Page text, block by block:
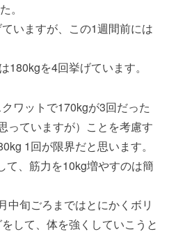
。
いますが、この1週間前には
180kgを4回挙げています。
ワットで170kgが3回だった
っていますが）ことを考慮す
1回が限界だと思います。
て、筋力を10kg増やすのは簡
中旬ごろまではとにかくボリ
して、体を強くしていこうと